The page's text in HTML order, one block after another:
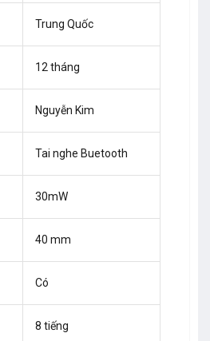
Trung Quốc
12 tháng
Nguyễn Kim
Tai nghe Buetooth
30mW
40 mm
Có
8 tiếng